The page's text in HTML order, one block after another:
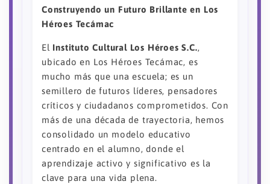
Construyendo un Futuro Brillante en Los
Héroes Tecámac
El Instituto Cultural Los Héroes S.C.,
ubicado en Los Héroes Tecámac, es
mucho más que una escuela; es un
semillero de futuros líderes, pensadores
críticos y ciudadanos comprometidos. Con
más de una década de trayectoria, hemos
consolidado un modelo educativo
centrado en el alumno, donde el
aprendizaje activo y significativo es la
clave para una vida plena.